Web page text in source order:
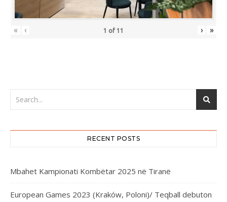
« ‹ 1 of 11 › »
RECENT POSTS
Mbahet Kampionati Kombëtar 2025 në Tiranë
European Games 2023 (Kraków, Poloni)/ Teqball debuton